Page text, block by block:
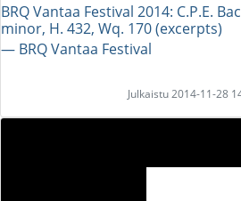
BRQ Vantaa Festival 2014: C.P.E.
minor, H. 432, Wq. 170 (excerpts)
― BRQ Vantaa Festival
Julkaistu 2014-11-28